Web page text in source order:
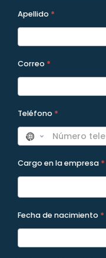
Programas
Apellido *
Correo *
Teléfono *
Cargo en la empresa *
Fecha de nacimiento *